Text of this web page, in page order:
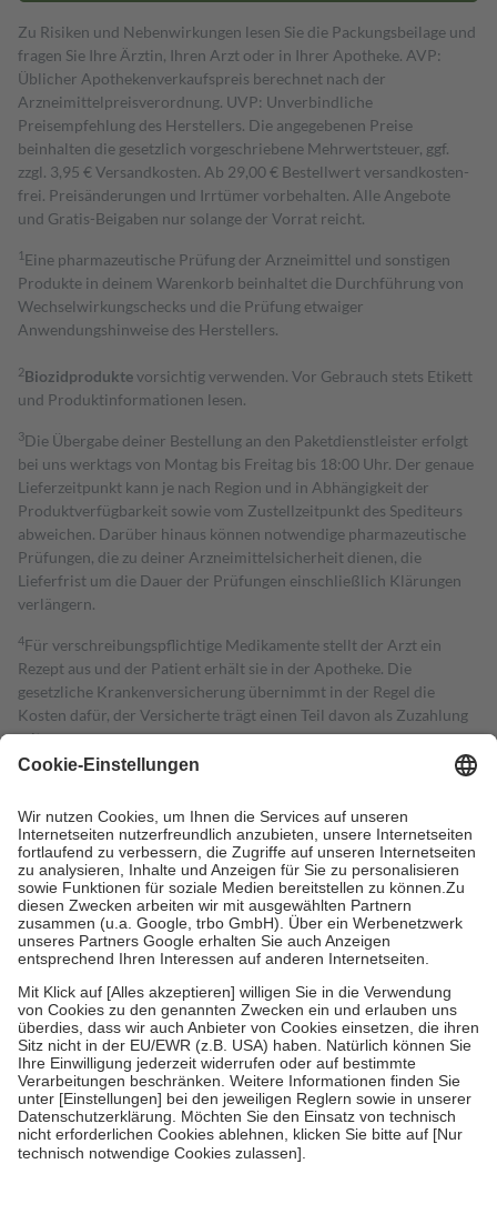
Zu Risiken und Nebenwirkungen lesen Sie die Packungsbeilage und
fragen Sie Ihre Ärztin, Ihren Arzt oder in Ihrer Apotheke. AVP:
Üblicher Apothekenverkaufspreis berechnet nach der
Arzneimittelpreisverordnung. UVP: Unverbindliche
Preisempfehlung des Herstellers. Die angegebenen Preise
beinhalten die gesetzlich vorgeschriebene Mehrwertsteuer, ggf.
zzgl. 3,95 € Versandkosten. Ab 29,00 € Bestell­wert versand­kosten­
frei. Preisänderungen und Irrtümer vorbehalten. Alle Angebote
und Gratis-Beigaben nur solange der Vorrat reicht.
1 Eine pharmazeutische Prüfung der Arzneimittel und sonstigen
Produkte in deinem Warenkorb beinhaltet die Durchführung von
Wechselwirkungschecks und die Prüfung etwaiger
Anwendungshinweise des Herstellers.
2Biozidproduktevorsichtig verwenden. Vor Gebrauch stets Etikett
und Produktinformationen lesen.
3Die Übergabe deiner Bestellung an den Paketdienstleister erfolgt
bei uns werktags von Montag bis Freitag bis 18:00 Uhr. Der genaue
Lieferzeitpunkt kann je nach Region und in Abhängigkeit der
Produktverfügbarkeit sowie vom Zustellzeitpunkt des Spediteurs
abweichen. Darüber hinaus können notwendige pharmazeutische
Prüfungen, die zu deiner Arzneimittelsicherheit dienen, die
Lieferfrist um die Dauer der Prüfungen einschließlich Klärungen
verlängern.
4Für verschreibungspflichtige Medikamente stellt der Arzt ein
Rezept aus und der Patient erhält sie in der Apotheke. Die
gesetzliche Krankenversicherung übernimmt in der Regel die
Kosten dafür, der Versicherte trägt einen Teil davon als Zuzahlung
mit.
Grundsätzlich leisten Mitglieder Zuzahlungen in Höhe von zehn
höchstens zehn Euro.
Es sind jedoch nie mehr als die tatsächlichen
Kosten der Leistung zu entrichten.
Diese Regeln gelten grundsätzlich auch für Online-Apotheken.
Bei Heilmitteln und häuslicher Krankenpflege beträgt die
Zuzahlung zehn Prozent der Kosten sowie zehn Euro je
Verordnung.
Um das Engagement der Versicherten für ihre eigene Gesundheit zu
stärken und die besondere Stellung der Familie zu unterstützen,
fallenkeine Zuzahlungenan bei:
• Kindern und Jugendlichen bis zum vollendeten 18. Lebensjahr
mit Ausnahme der Fahrkosten
• Untersuchungen zur Vorsorge und Früherkennung, die von der
GKV getragen werden
• empfohlenen Schutzimpfungen
• Harn- und Blutteststreifen